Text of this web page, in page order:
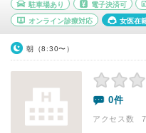
駐車場あり 電子決済可
オンライン診療対応 女医在
朝（8:30〜）
0件
アクセス数 7